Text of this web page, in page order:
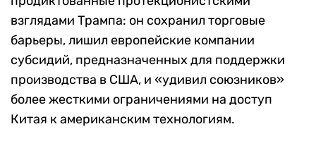
взглядами Трампа: он сохранил торговые
барьеры, лишил европейские компании
субсидий, предназначенных для поддержки
производства в США, и «удивил союзников»
более жесткими ограничениями на доступ
Китая к американским технологиям.